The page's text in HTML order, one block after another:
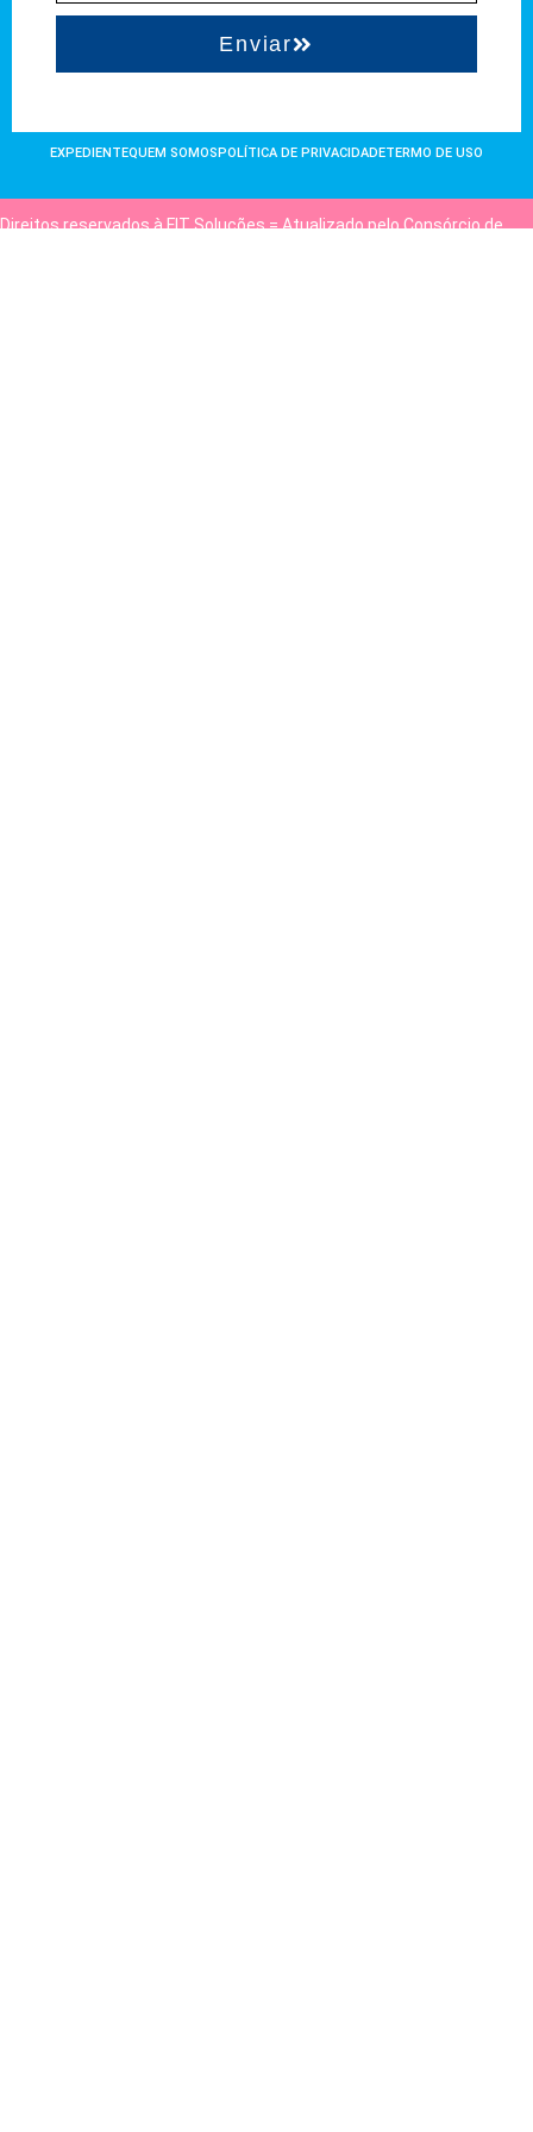
Enviar
EXPEDIENTEQUEM SOMOSPOLÍTICA DE PRIVACIDADETERMO DE USO
Direitos reservados à FIT Soluções = Atualizado pelo Consórcio de